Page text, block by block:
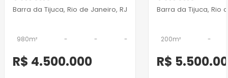
Barra da Tijuca, Rio de Janeiro, RJ
980m² - - -
R$ 4.500.000
Barra da Tijuca, Rio
200m² -
R$